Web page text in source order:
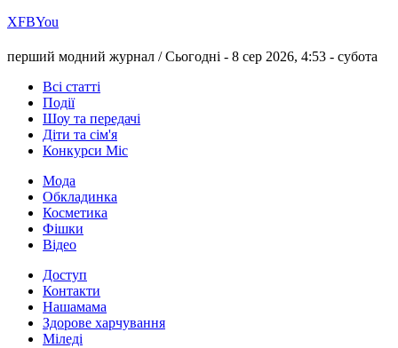
ХFBYou
перший модний журнал /Сьогодні - 8 сер 2026, 4:53 - субота
Всі статті
Події
Шоу та передачі
Діти та сім'я
Конкурси Міс
Мода
Обкладинка
Косметика
Фішки
Відео
Доступ
Контакти
Нашамама
Здорове харчування
Міледі